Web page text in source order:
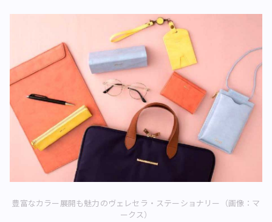
豊富なカラー展開も魅力のヴェレセラ・ステーショナリー（画像：マ
ークス）